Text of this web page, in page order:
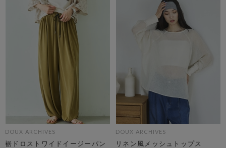
DOUX ARCHIVES
裾ドロストワイドイージーパン
DOUX ARCHIVES
リネン風メッシュトップス